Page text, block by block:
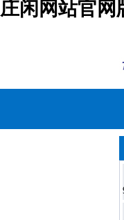
庄闲网站官网